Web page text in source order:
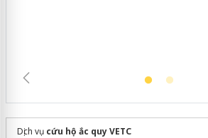
Dịch vụ cứu hộ ắc quy VETC